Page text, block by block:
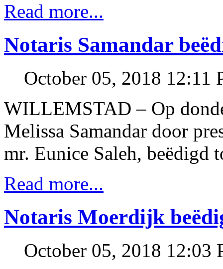
Read more...
Notaris Samandar
October 05, 2018 12:11
WILLEMSTAD – Op
Melissa Samandar door
mr. Eunice Saleh, beëdigd
Read more...
Notaris Moerdijk
October 05, 2018 12:03